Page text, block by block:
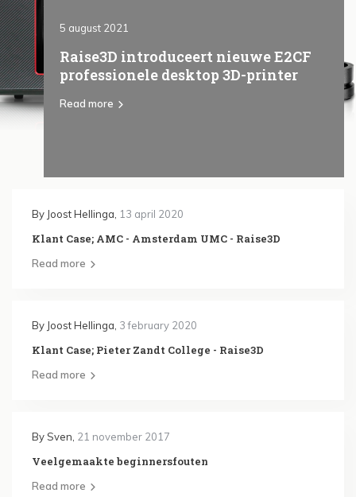
5 august 2021
Raise3D introduceert nieuwe E2CF
professionele desktop 3D-printer
Read more
By Joost Hellinga 13 april 2020
Klant Case; AMC - Amsterdam UMC - Raise3D
Read more
By Joost Hellinga 3 february 2020
Klant Case; Pieter Zandt College - Raise3D
Read more
BySven 21 november 2017
Veelgemaakte beginnersfouten
Read more